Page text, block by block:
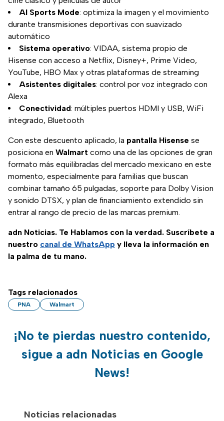
AI Sports Mode: optimiza la imagen y el movimiento
durante transmisiones deportivas con suavizado
automático
Sistema operativo: VIDAA, sistema propio de
Hisense con acceso a Netflix, Disney+, Prime Video,
YouTube, HBO Max y otras plataformas de streaming
Asistentes digitales: control por voz integrado con
Alexa
Conectividad: múltiples puertos HDMI y USB, WiFi
integrado, Bluetooth
Con este descuento aplicado, la pantalla Hisense se
posiciona en Walmart como una de las opciones de gran
formato más equilibradas del mercado mexicano en este
momento, especialmente para familias que buscan
combinar tamaño 65 pulgadas, soporte para Dolby Vision
y sonido DTSX, y plan de financiamiento extendido sin
entrar al rango de precio de las marcas premium.
adn Noticias. Te Hablamos con la verdad. Suscríbete a
nuestro canal de WhatsApp y lleva la información en
la palma de tu mano.
Tags relacionados
PNA Walmart
¡No te pierdas nuestro contenido,
sigue a adn Noticias en Google
News!
Noticias relacionadas